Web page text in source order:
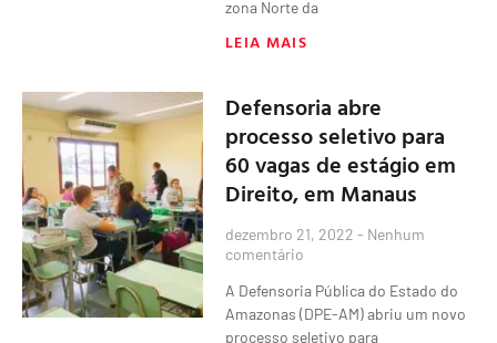
zona Norte da
LEIA MAIS
Defensoria abre
processo seletivo para
60 vagas de estágio em
Direito, em Manaus
dezembro 21, 2022 Nenhum
comentário
A Defensoria Pública do Estado do
Amazonas (DPE-AM) abriu um novo
processo seletivo para